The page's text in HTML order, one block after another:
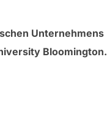
Unternehmens
Bloomington.